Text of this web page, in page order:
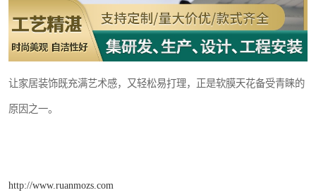
让家居装饰既充满艺术感，又轻松易打理，正是软膜天花备受青睐的
原因之一。
http://www.ruanmozs.com